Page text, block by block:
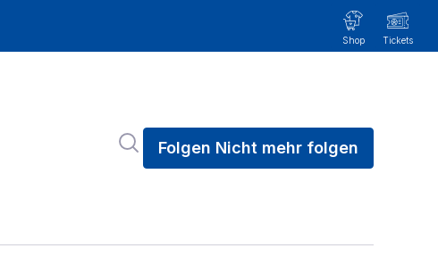
Im Newsroom suchen
Folgen Nicht mehr folgen